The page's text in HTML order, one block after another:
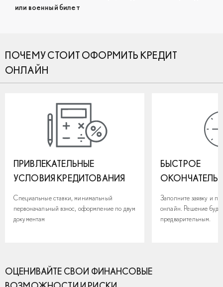
или военный билет
ПОЧЕМУ СТОИТ ОФОРМИТЬ КРЕДИТ
ОНЛАЙН
ПРИВЛЕКАТЕЛЬНЫЕ
УСЛОВИЯ КРЕДИТОВАНИЯ
Специальные ставки, минимальный
первоначальный взнос, оформление по двум
документам
БЫСТРОЕ
Заполните заявку и
онлайн. Решение
предварительным.
ОЦЕНИВАЙТЕ СВОИ ФИНАНСОВЫЕ